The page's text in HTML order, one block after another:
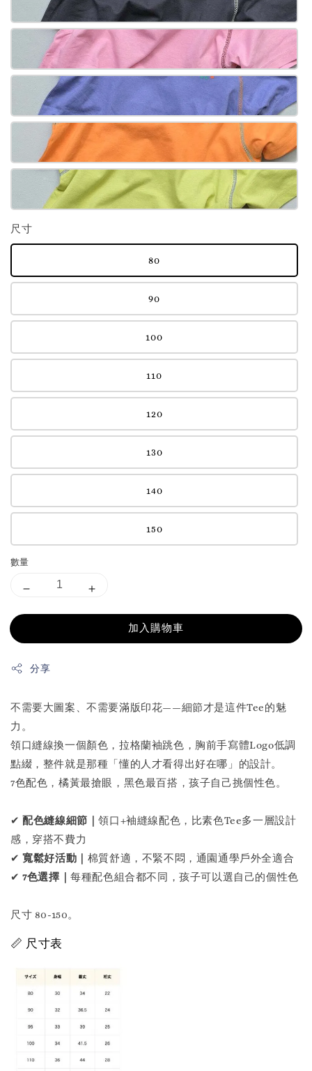
尺寸
80
90
100
110
120
130
140
150
數量
加入購物車
分享
不需要大圖案、不需要滿版印花——細節才是這件Tee的魅
力。
領口縫線換一個顏色，拉格蘭袖跳色，胸前手寫體Logo低調
點綴，整件就是那種「懂的人才看得出好在哪」的設計。
7色配色，橘黃最搶眼，黑色最百搭，孩子自己挑個性色。
✔配色縫線細節｜領口+袖縫線配色，比素色Tee多一層設計
感，穿搭不費力
✔寬鬆好活動｜ 棉質舒適，不緊不悶，通園通學戶外全適合
✔7色選擇｜每種配色組合都不同，孩子可以選自己的個性色
尺寸 80-150。
📏 尺寸表